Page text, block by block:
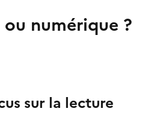
numérique ?
sur la lecture